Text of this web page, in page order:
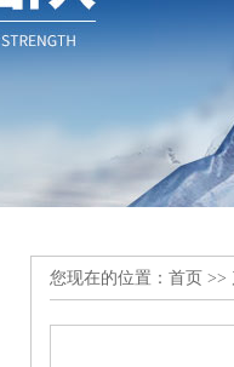
您现在的位置： 首页 >>